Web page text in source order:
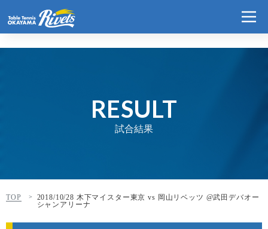
RESULT
試合結果
TOP
2018/10/28 木下マイスター東京 vs 岡山リベッツ @武田デバオー
シャンアリーナ